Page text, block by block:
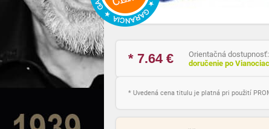
* 7.64€
Orientačná dostupnosť:
doručenie po
* Uvedená cena titulu je platná pri použití